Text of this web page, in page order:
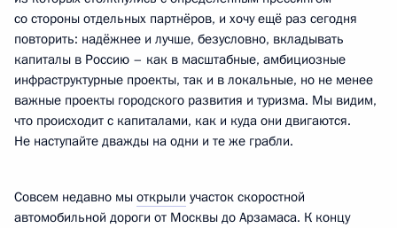
со стороны отдельных партнёров, и хочу ещё раз сегодня
повторить: надёжнее и лучше, безусловно, вкладывать
капиталы в Россию – как в масштабные, амбициозные
инфраструктурные проекты, так и в локальные, но не менее
важные проекты городского развития и туризма. Мы видим,
что происходит с капиталами, как и куда они двигаются.
Не наступайте дважды на одни и те же грабли.
Совсем недавно мы открыли участок скоростной
автомобильной дороги от Москвы до Арзамаса. К концу